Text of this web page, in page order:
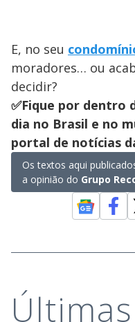
E, no seu
moradores… ou
decidir?
✅Fique por dentro
dia no Brasil e no
portal de notícias
Os textos aqui
a opinião do Grupo
Últimas